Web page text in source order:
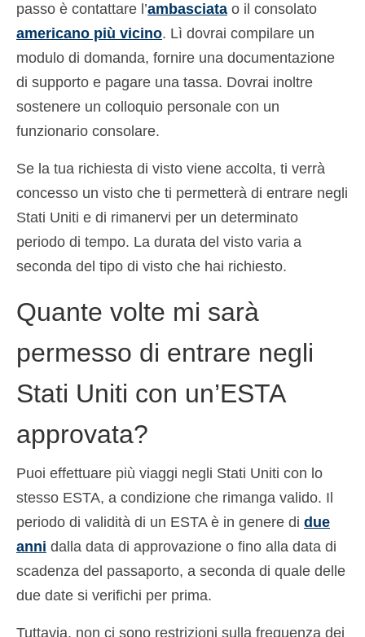
passo è contattare l’ambasciata o il consolato
americano più vicino. Lì dovrai compilare un
modulo di domanda, fornire una documentazione
di supporto e pagare una tassa. Dovrai inoltre
sostenere un colloquio personale con un
funzionario consolare.
Se la tua richiesta di visto viene accolta, ti verrà
concesso un visto che ti permetterà di entrare negli
Stati Uniti e di rimanervi per un determinato
periodo di tempo. La durata del visto varia a
seconda del tipo di visto che hai richiesto.
Quante volte mi sarà
permesso di entrare negli
Stati Uniti con un’ESTA
approvata?
Puoi effettuare più viaggi negli Stati Uniti con lo
stesso ESTA, a condizione che rimanga valido. Il
periodo di validità di un ESTA è in genere di due
anni dalla data di approvazione o fino alla data di
scadenza del passaporto, a seconda di quale delle
due date si verifichi per prima.
Tuttavia, non ci sono restrizioni sulla frequenza dei